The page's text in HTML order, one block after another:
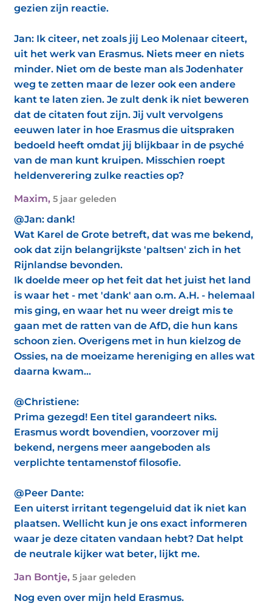
gezien zijn reactie.
Jan: Ik citeer, net zoals jij Leo Molenaar citeert,
uit het werk van Erasmus. Niets meer en niets
minder. Niet om de beste man als Jodenhater
weg te zetten maar de lezer ook een andere
kant te laten zien. Je zult denk ik niet beweren
dat de citaten fout zijn. Jij vult vervolgens
eeuwen later in hoe Erasmus die uitspraken
bedoeld heeft omdat jij blijkbaar in de psyché
van de man kunt kruipen. Misschien roept
heldenverering zulke reacties op?
Maxim, 5 jaar geleden
@Jan: dank!
Wat Karel de Grote betreft, dat was me bekend,
ook dat zijn belangrijkste 'paltsen' zich in het
Rijnlandse bevonden.
Ik doelde meer op het feit dat het juist het land
is waar het - met 'dank' aan o.m. A.H. - helemaal
mis ging, en waar het nu weer dreigt mis te
gaan met de ratten van de AfD, die hun kans
schoon zien. Overigens met in hun kielzog de
Ossies, na de moeizame hereniging en alles wat
daarna kwam...
@Christiene:
Prima gezegd! Een titel garandeert niks.
Erasmus wordt bovendien, voorzover mij
bekend, nergens meer aangeboden als
verplichte tentamenstof filosofie.
@Peer Dante:
Een uiterst irritant tegengeluid dat ik niet kan
plaatsen. Wellicht kun je ons exact informeren
waar je deze citaten vandaan hebt? Dat helpt
de neutrale kijker wat beter, lijkt me.
Jan Bontje, 5 jaar geleden
Nog even over mijn held Erasmus.